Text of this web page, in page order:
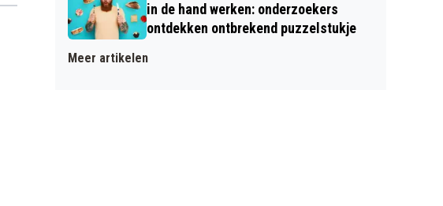
in de hand werken: onderzoekers
ontdekken ontbrekend puzzelstukje
Meer artikelen